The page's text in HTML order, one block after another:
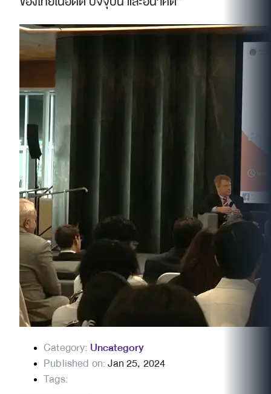
Category: Uncategory
Published on:Jan 25, 2024
Tags: